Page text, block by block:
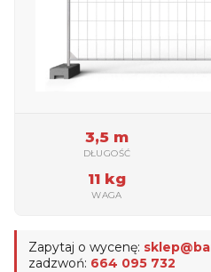
3,5 m
DŁUGOŚĆ
11 kg
WAGA
Zapytaj o wycenę:
zadzwoń: 664 095 732